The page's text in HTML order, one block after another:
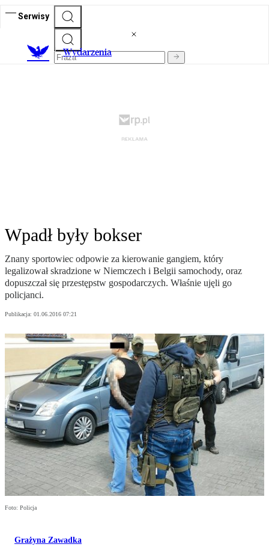
Serwisy
Wydarzenia
Wpadł były bokser
Znany sportowiec odpowie za kierowanie gangiem, który
legalizował skradzione w Niemczech i Belgii samochody, oraz
dopuszczał się przestępstw gospodarczych. Właśnie ujęli go
policjanci.
Publikacja: 01.06.2016 07:21
Foto: Policja
Grażyna Zawadka